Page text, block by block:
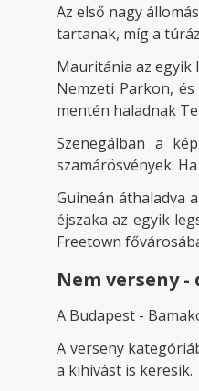
Az első nagy
tartanak, míg a
Mauritánia az egyik
Nemzeti Parkon,
mentén haladnak
Szenegálban a
szamárösvények.
Guineán áthaladva
éjszaka az egyik
Freetown
Nem verseny -
A Budapest -
A verseny
a kihívást is keresik.